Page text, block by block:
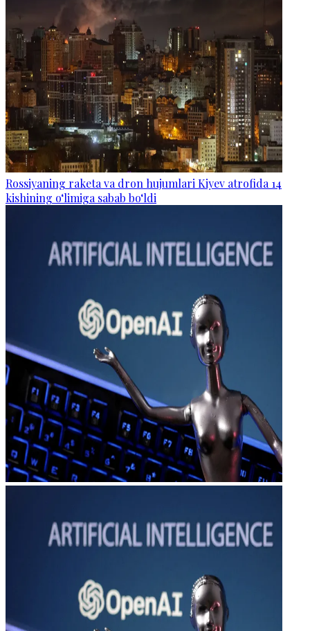
Rossiyaning raketa va dron hujumlari Kiyev atrofida 14
kishining o‘limiga sabab bo‘ldi